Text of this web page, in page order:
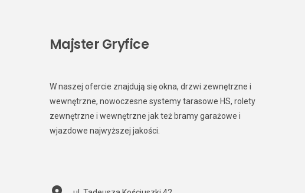
Majster Gryfice
W naszej ofercie znajdują się okna, drzwi zewnętrzne i
wewnętrzne, nowoczesne systemy tarasowe HS, rolety
zewnętrzne i wewnętrzne jak też bramy garażowe i
wjazdowe najwyższej jakości.